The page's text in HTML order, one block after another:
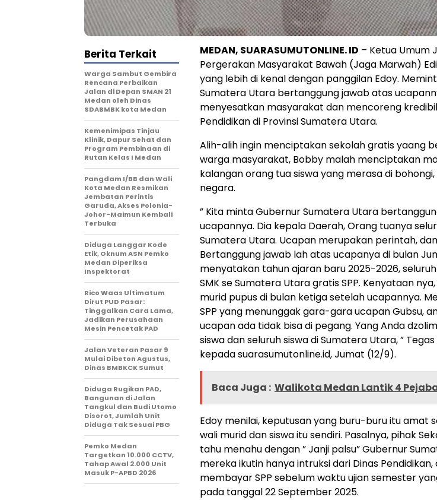
MEDAN, SUARASUMUTONLINE. ID – Ketua Umum
Pergerakan Masyarakat Bawah (Jaga Marwah)
yang lebih di kenal dengan panggilan Edoy.
Sumatera Utara bertanggung jawab atas
menyesatkan masyarakat dan mencoreng
Pendidikan di Provinsi Sumatera Utara.
Alih-alih ingin menciptakan sekolah gratis yaang
warga masyarakat, Bobby malah menciptakan
kalangan orang tua siswa yang merasa di
negara.
” Kita minta Gubernur Sumatera Utara
ucapannya. Dia kepala Daerah, Orang tuanya
Sumatera Utara. Ucapan merupakan perintah,
Bertanggung jawab lah atas ucapanya di bulan
menyatakan tahun ajaran baru 2025-2026, seluruh
SMK se Sumatera Utara gratis SPP. Kenyataan
murid pupus di bulan ketiga setelah ucapannya.
SPP yang menunggak gara-gara ucapan Gubsu,
ucapan ada tidak bisa di pegang. Yang Anda
siswa dan seluruh siswa di Sumatera Utara, ”
kepada suarasumutonline.id, Jumat (12/9).
Baca Juga : Walikota Medan Lantik 4
Edoy menilai, keputusan yang buru-buru itu amat
wali murid dan siswa itu sendiri. Pasalnya, pihak
tahu menahu dengan ” Janji palsu” Gubernur
mereka ikutin hanya intruksi dari Dinas Pendidikan,
membayar SPP sebelum waktu ujian semester
pada tanggal 22 September 2025.
Berita Terkait
Warga Sambut Gembira
Rencana Perbaikan
Jalan di Depan SMAN 21
Medan oleh Dinas
SDABMBK kota Medan
Kemenimipas Tinjau
Klinik, Dapur Sehat dan
Program Pembinaan di
Rutan Kelas I Medan
Pangdam I/BB dan Wali
Kota Medan Resmikan
Jembatan Perintis
Garuda, Akses Polonia-
Johor-Maimun Kembali
Terbuka
Diduga Langgar Kode
Etik, Oknum ASN Pemko
Medan Diperiksa
Inspektorat
Rico Waas Ultimatum
Dirut PUD Pasar:
Tinggalkan Cara Lama,
Jadikan Perusahaan
Mesin Pencetak PAD
Jalan Veteran Pasar 9
Mulai Dibeton Agustus,
Dinas BMBKCK Sumut
Diduga Rugikan PAD,
Bangunan di Jalan
Tangkul dan Budi Utomo
Disorot, Jumlah Unit
Diduga Tak Sesuai PBG
Pemko Medan
Targetkan 10.000 CCTV,
Tahap Awal 2.000 Unit
Masuk P-APBD 2026